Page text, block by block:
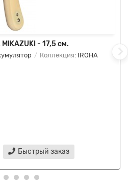
- 17,5 см.
Коллекция: IROHA
Быстрый заказ